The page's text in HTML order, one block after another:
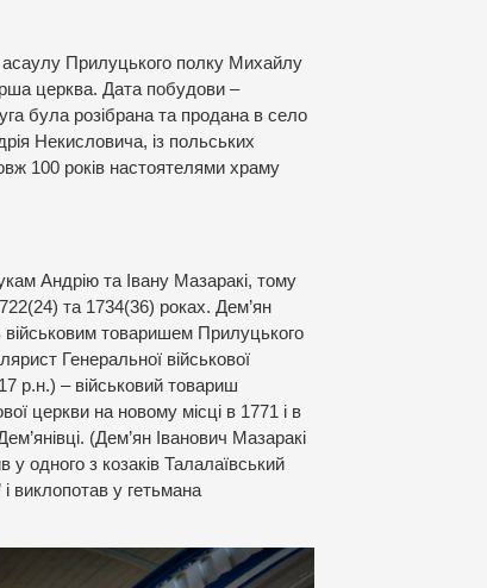
асаулу Прилуцького полку Михайлу
церква. Дата побудови –
була розібрана та продана в село
Некисловича, із польських
100 років настоятелями храму
Андрію та Івану Мазаракі, тому
та 1734(36) роках. Дем’ян
військовим товаришем Прилуцького
Генеральної військової
р.н.) – військовий товариш
церкви на новому місці в 1771 і в
(Дем’ян Іванович Мазаракі
одного з козаків Талалаївський
виклопотав у гетьмана